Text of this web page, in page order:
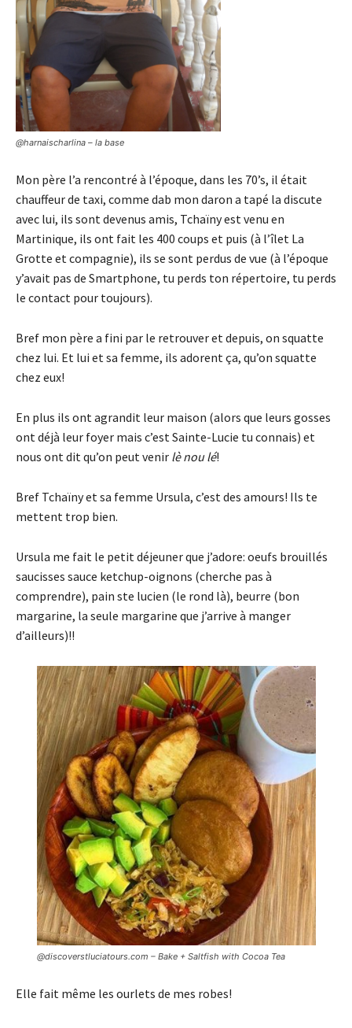
@harnaischarlina – la base
Mon père l’a rencontré à l’époque, dans les 70’s, il était
chauffeur de taxi, comme dab mon daron a tapé la discute
avec lui, ils sont devenus amis, Tchaïny est venu en
Martinique, ils ont fait les 400 coups et puis (à l’îlet La
Grotte et compagnie), ils se sont perdus de vue (à l’époque
y’avait pas de Smartphone, tu perds ton répertoire, tu perds
le contact pour toujours).
Bref mon père a fini par le retrouver et depuis, on squatte
chez lui. Et lui et sa femme, ils adorent ça, qu’on squatte
chez eux!
En plus ils ont agrandit leur maison (alors que leurs gosses
ont déjà leur foyer mais c’est Sainte-Lucie tu connais) et
nous ont dit qu’on peut venir lè nou lé!
Bref Tchaïny et sa femme Ursula, c’est des amours! Ils te
mettent trop bien.
Ursula me fait le petit déjeuner que j’adore: oeufs brouillés
saucisses sauce ketchup-oignons (cherche pas à
comprendre), pain ste lucien (le rond là), beurre (bon
margarine, la seule margarine que j’arrive à manger
d’ailleurs)!!
@discoverstluciatours.com – Bake + Saltfish with Cocoa Tea
Elle fait même les ourlets de mes robes!